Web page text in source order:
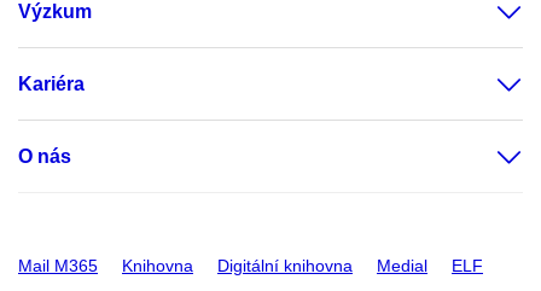
Výzkum
Kariéra
O nás
Mail M365 Knihovna Digitální knihovna Medial ELF